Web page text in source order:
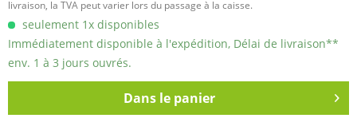
livraison, la TVA peut varier lors du passage à la caisse.
seulement 1x disponibles
Immédiatement disponible à l'expédition, Délai de livraison**
env. 1 à 3 jours ouvrés.
Dans le panier